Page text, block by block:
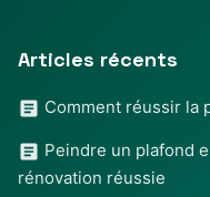
Articles récents
Comment réussir la
Peindre un plafond
rénovation réussie